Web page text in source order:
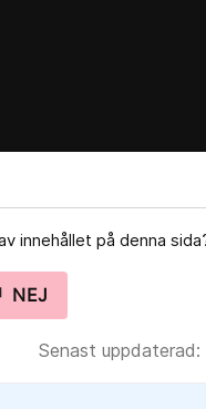
innehållet på denna
NEJ
Senast